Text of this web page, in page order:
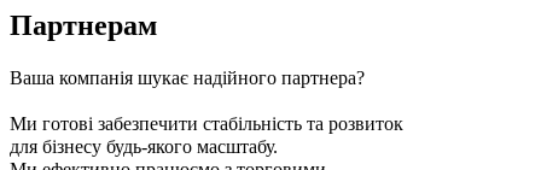
Партнерам
Ваша компанія шукає надійного партнера?
Ми готові забезпечити стабільність та розвиток
для бізнесу будь-якого масштабу.